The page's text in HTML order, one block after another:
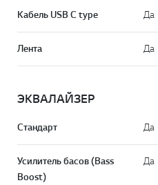
Кабель USB C type Да
Лента Да
ЭКВАЛАЙЗЕР
Стандарт Да
Усилитель басов (Bass
Boost)
Да